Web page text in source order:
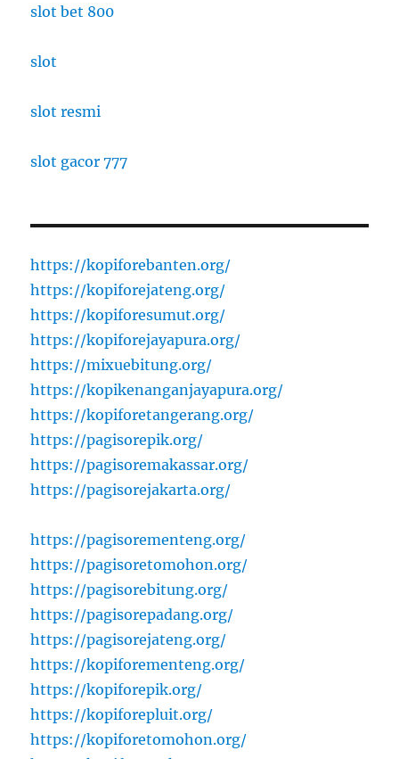
slot bet 800
slot
slot resmi
slot gacor 777
https://kopiforebanten.org/
https://kopiforejateng.org/
https://kopiforesumut.org/
https://kopiforejayapura.org/
https://mixuebitung.org/
https://kopikenanganjayapura.org/
https://kopiforetangerang.org/
https://pagisorepik.org/
https://pagisoremakassar.org/
https://pagisorejakarta.org/
https://pagisorementeng.org/
https://pagisoretomohon.org/
https://pagisorebitung.org/
https://pagisorepadang.org/
https://pagisorejateng.org/
https://kopiforementeng.org/
https://kopiforepik.org/
https://kopiforepluit.org/
https://kopiforetomohon.org/